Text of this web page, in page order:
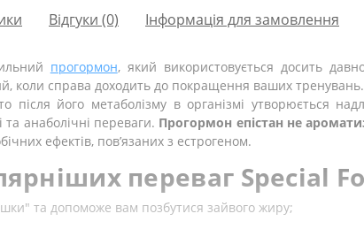
Відгуки (0) Інформація для замовлення
прогормон, який використовується досить
коли справа доходить до покращення ваших тренувань.
після його метаболізму в організмі утворюється
та анаболічні переваги. Прогормон епістан не
ефектів, пов’язаних з естрогеном.
переваг Special
та допоможе вам позбутися зайвого жиру;